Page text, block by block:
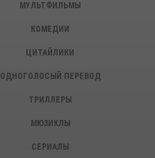
МУЛЬТФИЛЬМЫ
КОМЕДИИ
ЦИТАЙЛИКИ
ОДНОГОЛОСЫЙ ПЕРЕВОД
ТРИЛЛЕРЫ
МЮЗИКЛЫ
СЕРИАЛЫ